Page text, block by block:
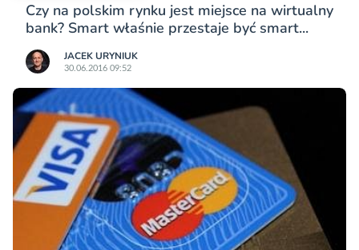
Czy na polskim rynku jest miejsce na wirtualny
bank? Smart właśnie przestaje być smart...
JACEK URYNIUK
30.06.2016 09:52